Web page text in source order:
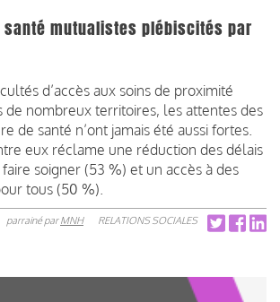
santé mutualistes plébiscités par
d’accès aux soins de proximité
de nombreux territoires, les attentes des
de santé n’ont jamais été aussi fortes.
eux réclame une réduction des délais
soigner (53 %) et un accès à des
tous (50 %).
parrainé parMNH RELATIONS SOCIALES